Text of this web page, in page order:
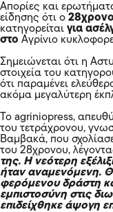
Απορίες και
είδησης ότι ο
κατηγορείται για
στο Αγρίνιο
Σημειώνεται ότι η
στοιχεία του
ότι παραμένει
ακόμα μεγαλύτερη
Το agriniopress,
του τετράχρονου,
Βαμβακά, που
του 28χρονου,
της. Η νεότερη
ήταν αναμενόμενη.
φερόμενου δράστη
εμπιστοσύνη στις
επιδείχθηκε άψογη